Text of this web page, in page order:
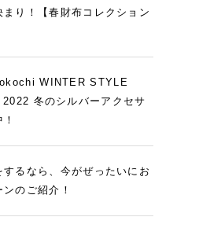
り！【春財布コレクション
WINTER STYLE
冬のシルバーアクセサ
るなら、今がぜったいにお
のご紹介！